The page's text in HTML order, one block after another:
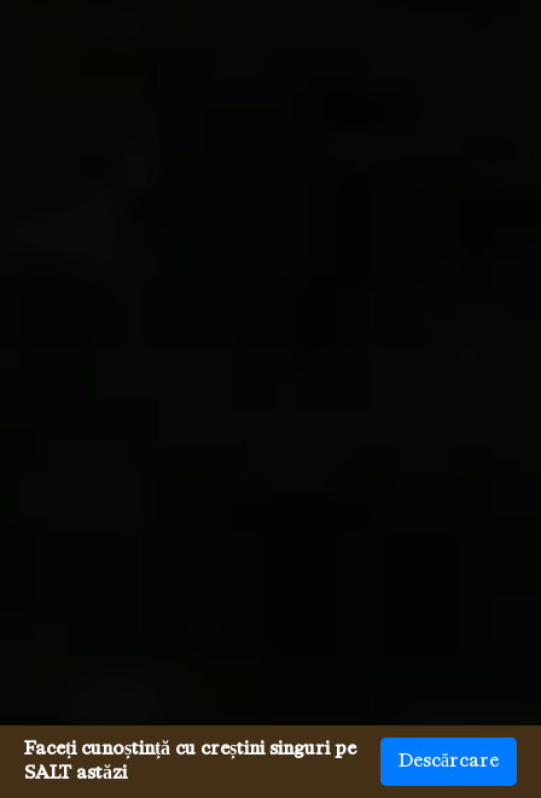
Faceți cunoștință cu creștini singuri pe
SALT astăzi
Descărcare